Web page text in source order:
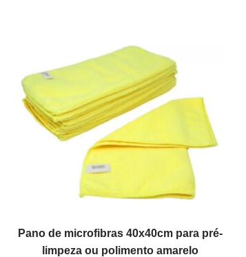
Pano de microfibras 40x40cm para pré-
limpeza ou polimento amarelo